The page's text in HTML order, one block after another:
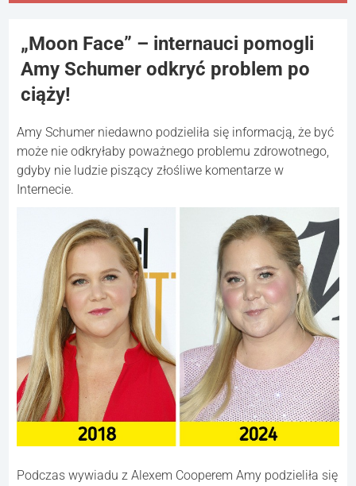
„Moon Face” – internauci pomogli
Amy Schumer odkryć problem po
ciąży!
Amy Schumer niedawno podzieliła się informacją, że być
może nie odkryłaby poważnego problemu zdrowotnego,
gdyby nie ludzie piszący złośliwe komentarze w
Internecie.
Podczas wywiadu z Alexem Cooperem Amy podzieliła się